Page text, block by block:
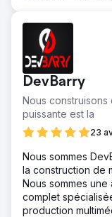
DevBarry
Nous
puissante est la
23
Nous sommes
la construction de
Nous sommes
complet
production